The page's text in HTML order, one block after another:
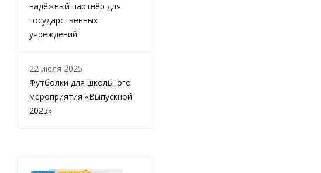
надёжный партнёр для
государственных
учреждений
22 июля 2025
Футболки для школьного
мероприятия «Выпускной
2025»